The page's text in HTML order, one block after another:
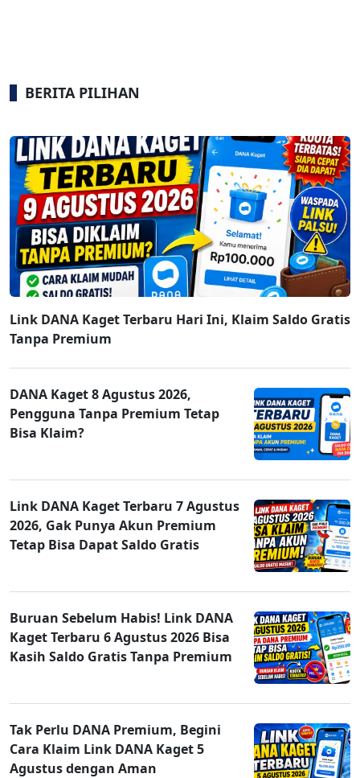
BERITA PILIHAN
Link DANA Kaget Terbaru Hari Ini, Klaim Saldo Gratis
Tanpa Premium
DANA Kaget 8 Agustus 2026,
Pengguna Tanpa Premium Tetap
Bisa Klaim?
Link DANA Kaget Terbaru 7 Agustus
2026, Gak Punya Akun Premium
Tetap Bisa Dapat Saldo Gratis
Buruan Sebelum Habis! Link DANA
Kaget Terbaru 6 Agustus 2026 Bisa
Kasih Saldo Gratis Tanpa Premium
Tak Perlu DANA Premium, Begini
Cara Klaim Link DANA Kaget 5
Agustus dengan Aman